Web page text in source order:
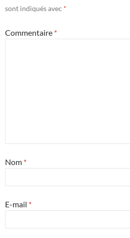
sont indiqués avec *
Commentaire *
Nom *
E-mail *